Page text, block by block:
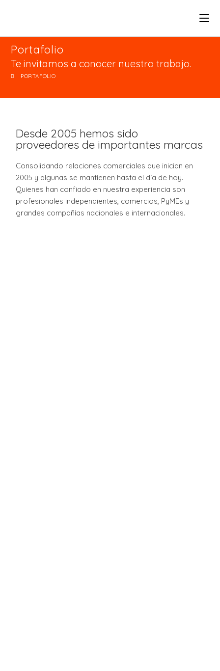
Portafolio
Te invitamos a conocer nuestro trabajo.
PORTAFOLIO
Desde 2005 hemos sido
proveedores de importantes marcas
Consolidando relaciones comerciales que inician en
2005 y algunas se mantienen hasta el día de hoy.
Quienes han confiado en nuestra experiencia son
profesionales independientes, comercios, PyMEs y
grandes compañías nacionales e internacionales.